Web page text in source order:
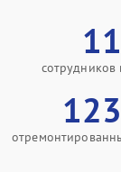
11
сотрудников